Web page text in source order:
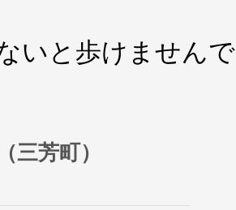
いと歩けませんで
芳町）